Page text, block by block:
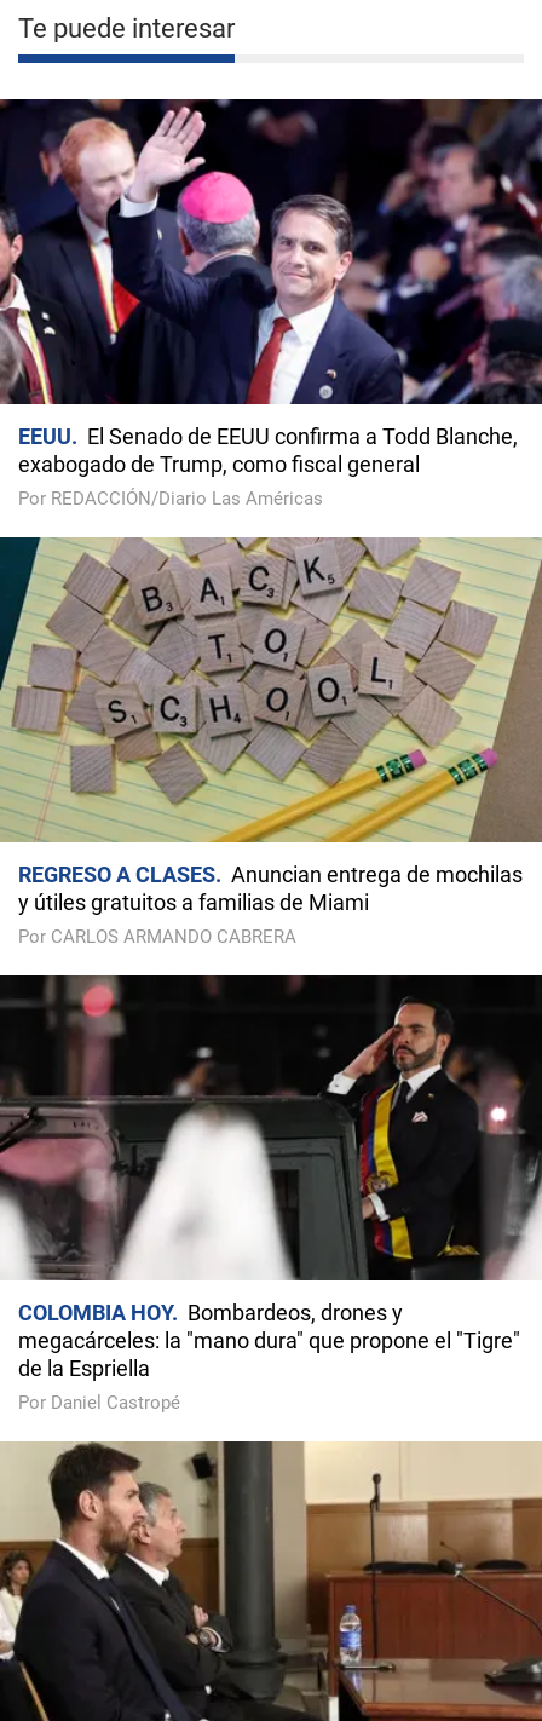
Te puede interesar
EEUU
El Senado de EEUU confirma a Todd Blanche,
exabogado de Trump, como fiscal general
Por REDACCIÓN/Diario Las Américas
REGRESO A CLASES
Anuncian entrega de mochilas
y útiles gratuitos a familias de Miami
Por CARLOS ARMANDO CABRERA
COLOMBIA HOY
Bombardeos, drones y
megacárceles: la "mano dura" que propone el "Tigre"
de la Espriella
Por Daniel Castropé